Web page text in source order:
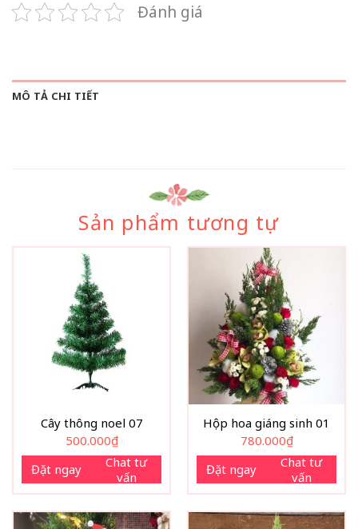
Đánh giá
MÔ TẢ CHI TIẾT
Sản phẩm tương tự
Cây thông noel 07
500.000₫
Đặt ngay
Chat tư
vấn
Hộp hoa giáng sinh 01
780.000₫
Đặt ngay
Chat tư
vấn